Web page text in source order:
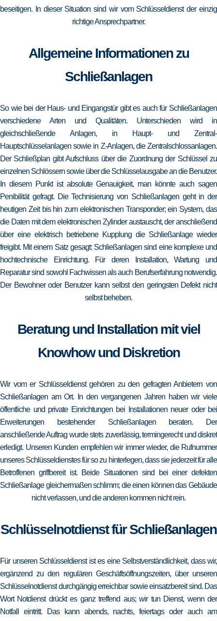
beseitigen. In dieser Situation sind wir vom Schlüsseldienst der einzig
richtige Ansprechpartner.
Allgemeine Informationen zu
Schließanlagen
So wie bei der Haus- und Eingangstür gibt es auch für Schließanlagen
verschiedene Arten und Qualitäten. Unterschieden wird in
gleichschließende Anlagen, in Haupt- und Zentral-
Hauptschlüsselanlagen sowie in Z-Anlagen, die Zentralschlossanlagen.
Der Schließplan gibt Aufschluss über die Zuordnung der Schlüssel zu
einzelnen Schlössern sowie über die Schlüsselausgabe an die Benutzer.
In diesem Punkt ist absolute Genauigkeit, man könnte auch sagen
Penibilität gefragt. Die Technisierung von Schließanlagen geht in der
heutigen Zeit bis hin zum elektronischen Transponder; ein System, das
die Daten mit dem elektronischen Zylinder austauscht, der anschließend
über eine elektrisch betriebene Kupplung die Schließanlage wieder
freigibt. Mit einem Satz gesagt: Schließanlagen sind eine komplexe und
hochtechnische Einrichtung. Für deren Installation, Wartung und
Reparatur sind sowohl Fachwissen als auch Berufserfahrung notwendig.
Der Bewohner oder Benutzer kann selbst den geringsten Defekt nicht
selbst beheben.
Beratung und Installation mit viel
Knowhow und Diskretion
Wir vom er Schlüsseldienst gehören zu den gefragten Anbietern von
Schließanlagen am Ort. In den vergangenen Jahren haben wir viele
öffentliche und private Einrichtungen bei Installationen neuer oder bei
Erweiterungen bestehender Schließanlagen beraten. Der
anschließende Auftrag wurde stets zuverlässig, termingerecht und diskret
erledigt. Unseren Kunden empfehlen wir immer wieder, die Rufnummer
unseres Schlüsseldienstes für so zu hinterlegen, dass sie jederzeit für alle
Betroffenen griffbereit ist. Beide Situationen sind bei einer defekten
Schließanlage gleichermaßen schlimm; die einen können das Gebäude
nicht verlassen, und die anderen kommen nicht rein.
Schlüsselnotdienst für Schließanlagen
Für unseren Schlüsseldienst ist es eine Selbstverständlichkeit, dass wir,
ergänzend zu den regulären Geschäftsöffnungszeiten, über unseren
Schlüsselnotdienst durchgängig erreichbar sowie einsatzbereit sind. Das
Wort Notdienst drückt es ganz treffend aus; wir tun Dienst, wenn der
Notfall eintritt. Das kann abends, nachts, feiertags oder auch am